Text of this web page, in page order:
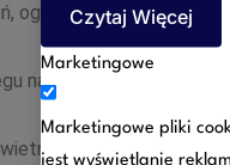
ograniczeń.
nakazów i ograniczeń
2020 roku do dnia
Czytaj Więcej
Marketingowe
Marketingowe pliki
jest wyświetlanie